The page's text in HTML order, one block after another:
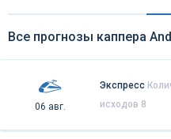
Все прогнозы каппера
06 авг.
Экспресс
исходов 8